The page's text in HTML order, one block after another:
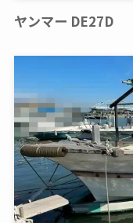
ヤンマー DE27D